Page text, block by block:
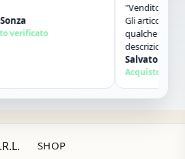
verificato
"Venditore
Gli articoli sono
qualche giorno
descrizione.
contatti.
Salvatore Sorbo
Acquisto
SHOP